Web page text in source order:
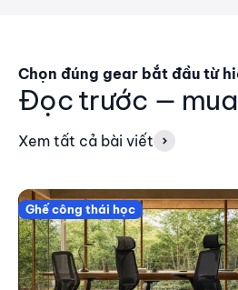
Chọn đúng gear bắt đầu từ
Đọc trước — mua
Xem tất cả bài viết
Ghế công thái học